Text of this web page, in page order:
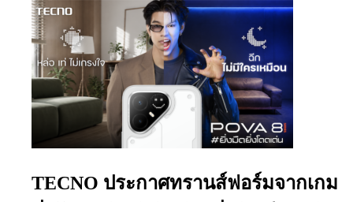
TECNO ประกาศทรานส์ฟอร์มจากเกม